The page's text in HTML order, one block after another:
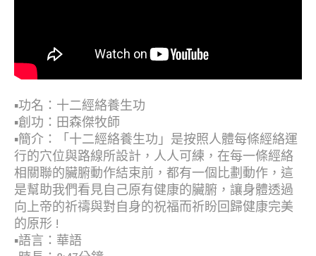
▪︎功名：十二經絡養生功
▪︎創功：田森傑牧師
▪︎簡介：「十二經絡養生功」是按照人體每條經絡運
行的穴位與路線所設計，人人可練，在每一條經絡
相關聯的臟腑動作結束前，都有一個比劃動作，這
是幫助我們看見自己原有健康的臟腑，讓身體透過
向上帝的祈禱與對自身的祝福而祈盼回歸健康完美
的原形 !
▪︎語言：華語